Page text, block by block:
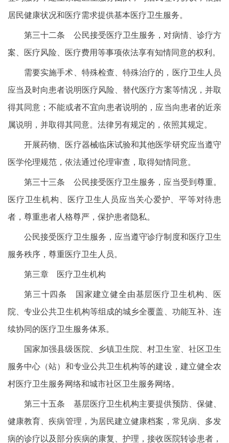
居民健康状况和医疗需求提供基本医疗卫生服务。
第三十二条 公民接受医疗卫生服务，对病情、诊疗方
案、医疗风险、医疗费用等事项依法享有知情同意的权利。
需要实施手术、特殊检查、特殊治疗的，医疗卫生人员
应当及时向患者说明医疗风险、替代医疗方案等情况，并取
得其同意；不能或者不宜向患者说明的，应当向患者的近亲
属说明，并取得其同意。法律另有规定的，依照其规定。
开展药物、医疗器械临床试验和其他医学研究应当遵守
医学伦理规范，依法通过伦理审查，取得知情同意。
第三十三条 公民接受医疗卫生服务，应当受到尊重。
医疗卫生机构、医疗卫生人员应当关心爱护、平等对待患
者，尊重患者人格尊严，保护患者隐私。
公民接受医疗卫生服务，应当遵守诊疗制度和医疗卫生
服务秩序，尊重医疗卫生人员。
第三章 医疗卫生机构
第三十四条 国家建立健全由基层医疗卫生机构、医
院、专业公共卫生机构等组成的城乡全覆盖、功能互补、连
续协同的医疗卫生服务体系。
国家加强县级医院、乡镇卫生院、村卫生室、社区卫生
服务中心（站）和专业公共卫生机构等的建设，建立健全农
村医疗卫生服务网络和城市社区卫生服务网络。
第三十五条 基层医疗卫生机构主要提供预防、保健、
健康教育、疾病管理，为居民建立健康档案，常见病、多发
病的诊疗以及部分疾病的康复、护理，接收医院转诊患者，